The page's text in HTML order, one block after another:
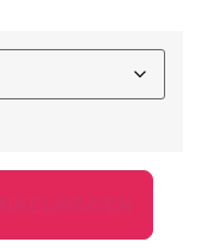
voorziet het
deze gunstige